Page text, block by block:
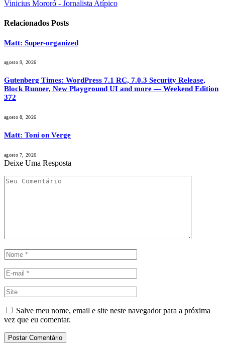
Vinicius Mororó - Jornalista Atípico
Relacionados Posts
Matt: Super-organized
agosto 9, 2026
Gutenberg Times: WordPress 7.1 RC, 7.0.3 Security Release,
Block Runner, New Playground UI and more — Weekend Edition
372
agosto 8, 2026
Matt: Toni on Verge
agosto 7, 2026
Deixe Uma Resposta
Salve meu nome, email e site neste navegador para a próxima
vez que eu comentar.